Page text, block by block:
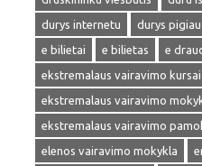
durys internetu
durys pigiau
e bilietai
e bilietas e
ekstremalaus vairavimo kursai
ekstremalaus vairavimo
ekstremalaus vairavimo
elenos vairavimo mokykla